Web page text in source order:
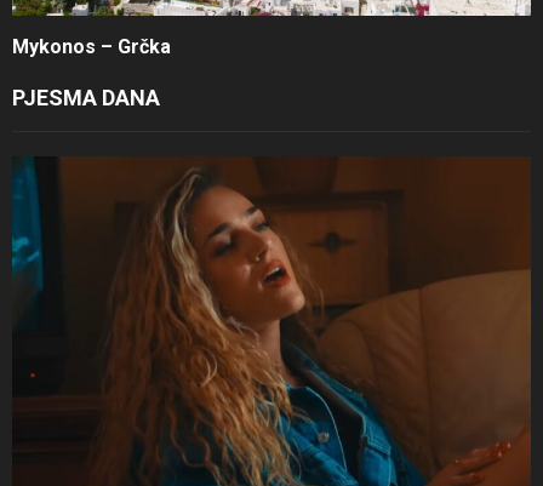
Mykonos – Grčka
PJESMA DANA